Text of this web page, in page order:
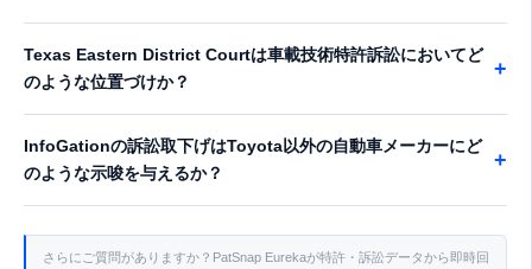
Texas Eastern District Courtは車載技術特許訴訟においてど
のような位置づけか？
+
InfoGationの訴訟取下げはToyota以外の自動車メーカーにど
のような示唆を与えるか？
+
さらにご質問がありますか？PatSnap Eurekaが特許・訴訟データから即時回